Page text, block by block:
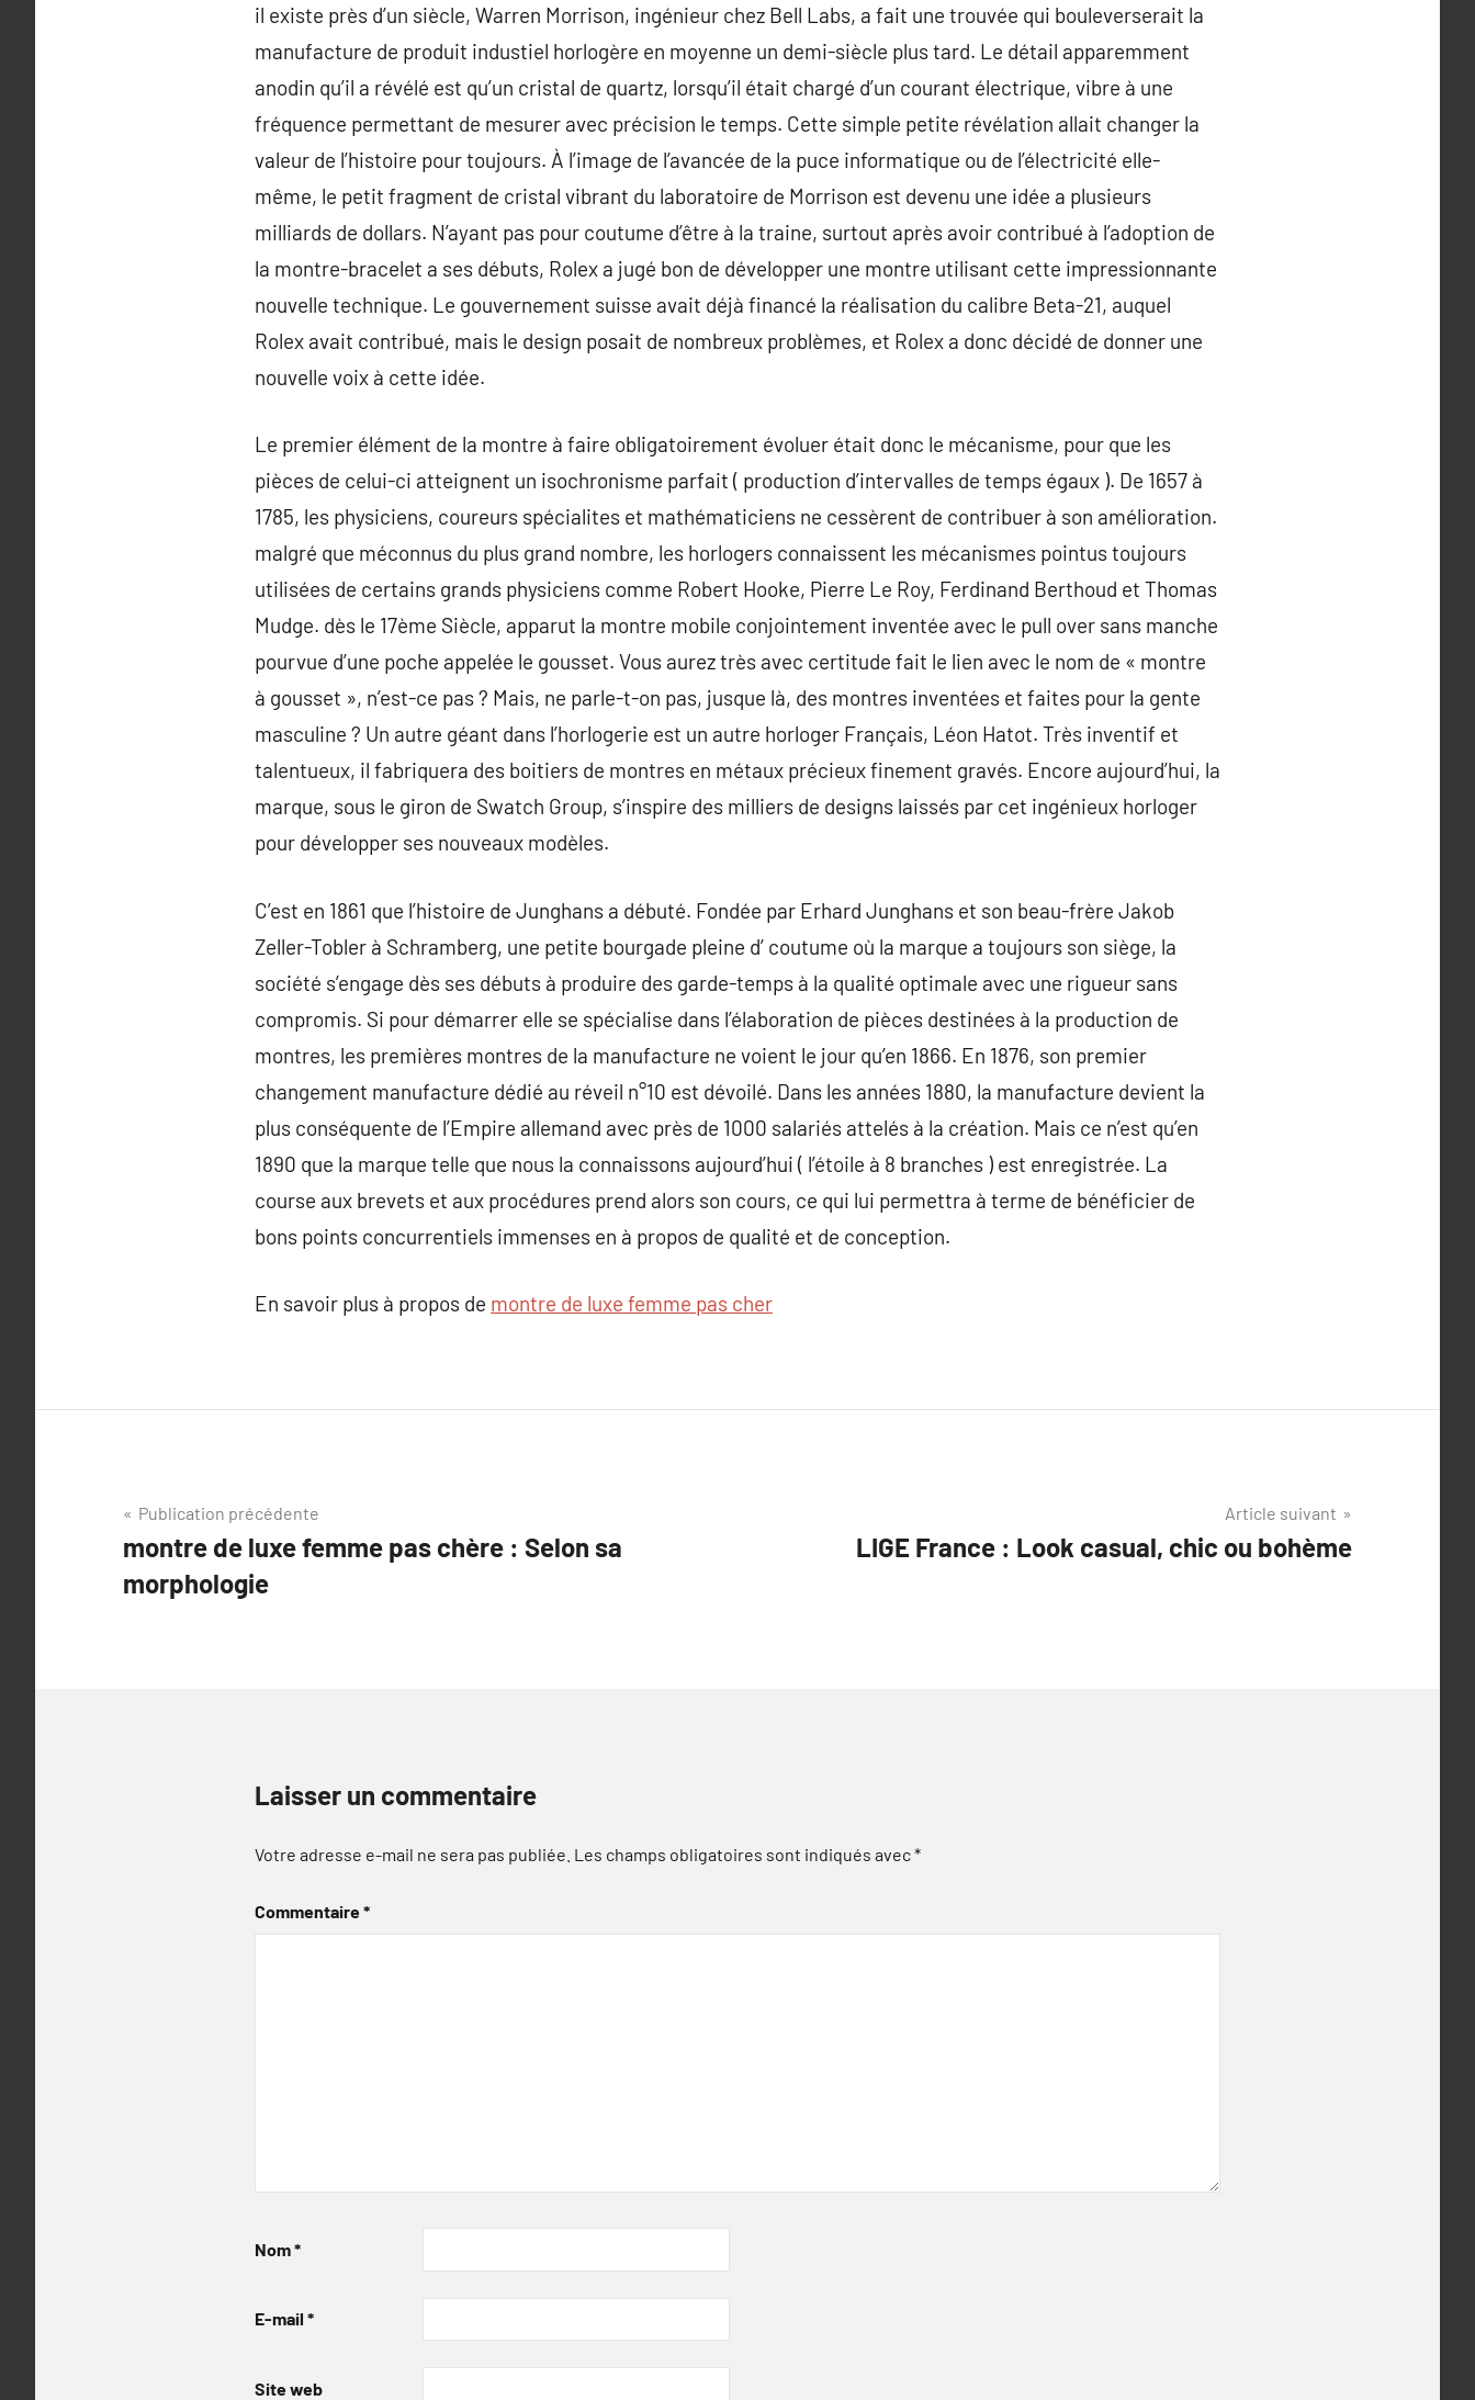
il existe près d’un siècle, Warren Morrison, ingénieur chez Bell Labs, a fait une trouvée qui bouleverserait la
manufacture de produit industiel horlogère en moyenne un demi-siècle plus tard. Le détail apparemment
anodin qu’il a révélé est qu’un cristal de quartz, lorsqu’il était chargé d’un courant électrique, vibre à une
fréquence permettant de mesurer avec précision le temps. Cette simple petite révélation allait changer la
valeur de l’histoire pour toujours. À l’image de l’avancée de la puce informatique ou de l’électricité elle-
même, le petit fragment de cristal vibrant du laboratoire de Morrison est devenu une idée a plusieurs
milliards de dollars. N’ayant pas pour coutume d’être à la traine, surtout après avoir contribué à l’adoption de
la montre-bracelet a ses débuts, Rolex a jugé bon de développer une montre utilisant cette impressionnante
nouvelle technique. Le gouvernement suisse avait déjà financé la réalisation du calibre Beta-21, auquel
Rolex avait contribué, mais le design posait de nombreux problèmes, et Rolex a donc décidé de donner une
nouvelle voix à cette idée.
Le premier élément de la montre à faire obligatoirement évoluer était donc le mécanisme, pour que les
pièces de celui-ci atteignent un isochronisme parfait ( production d’intervalles de temps égaux ). De 1657 à
1785, les physiciens, coureurs spécialites et mathématiciens ne cessèrent de contribuer à son amélioration.
malgré que méconnus du plus grand nombre, les horlogers connaissent les mécanismes pointus toujours
utilisées de certains grands physiciens comme Robert Hooke, Pierre Le Roy, Ferdinand Berthoud et Thomas
Mudge. dès le 17ème Siècle, apparut la montre mobile conjointement inventée avec le pull over sans manche
pourvue d’une poche appelée le gousset. Vous aurez très avec certitude fait le lien avec le nom de « montre
à gousset », n’est-ce pas ? Mais, ne parle-t-on pas, jusque là, des montres inventées et faites pour la gente
masculine ? Un autre géant dans l’horlogerie est un autre horloger Français, Léon Hatot. Très inventif et
talentueux, il fabriquera des boitiers de montres en métaux précieux finement gravés. Encore aujourd’hui, la
marque, sous le giron de Swatch Group, s’inspire des milliers de designs laissés par cet ingénieux horloger
pour développer ses nouveaux modèles.
C’est en 1861 que l’histoire de Junghans a débuté. Fondée par Erhard Junghans et son beau-frère Jakob
Zeller-Tobler à Schramberg, une petite bourgade pleine d’ coutume où la marque a toujours son siège, la
société s’engage dès ses débuts à produire des garde-temps à la qualité optimale avec une rigueur sans
compromis. Si pour démarrer elle se spécialise dans l’élaboration de pièces destinées à la production de
montres, les premières montres de la manufacture ne voient le jour qu’en 1866. En 1876, son premier
changement manufacture dédié au réveil n°10 est dévoilé. Dans les années 1880, la manufacture devient la
plus conséquente de l’Empire allemand avec près de 1000 salariés attelés à la création. Mais ce n’est qu’en
1890 que la marque telle que nous la connaissons aujourd’hui ( l’étoile à 8 branches ) est enregistrée. La
course aux brevets et aux procédures prend alors son cours, ce qui lui permettra à terme de bénéficier de
bons points concurrentiels immenses en à propos de qualité et de conception.
En savoir plus à propos de montre de luxe femme pas cher
Navigation
de
l’article
Publication précédente
montre de luxe femme pas chère : Selon sa
morphologie
Article suivant
LIGE France : Look casual, chic ou bohème
Laisser un commentaire
Votre adresse e-mail ne sera pas publiée. Les champs obligatoires sont indiqués avec*
Commentaire*
Nom*
E-mail *
Site web